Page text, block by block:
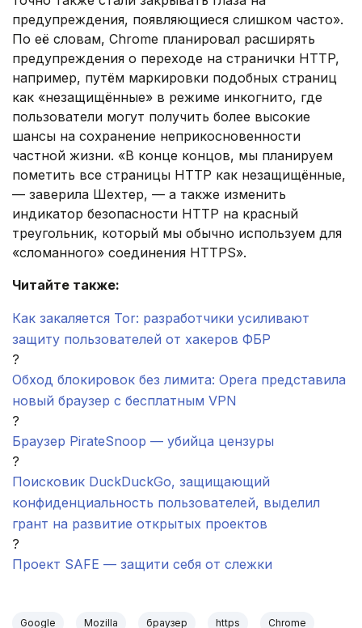
предупреждения, появляющиеся слишком часто».
По её словам, Chrome планировал расширять
предупреждения о переходе на странички HTTP,
например, путём маркировки подобных страниц
как «незащищённые» в режиме инкогнито, где
пользователи могут получить более высокие
шансы на сохранение неприкосновенности
частной жизни. «В конце концов, мы планируем
пометить все страницы HTTP как незащищённые,
— заверила Шехтер, — а также изменить
индикатор безопасности HTTP на красный
треугольник, который мы обычно используем для
«сломанного» соединения HTTPS».
Читайте также:
Как закаляется Tor: разработчики усиливают
защиту пользователей от хакеров ФБР
?
Обход блокировок без лимита: Opera представила
новый браузер с бесплатным VPN
?
Браузер PirateSnoop — убийца цензуры
?
Поисковик DuckDuckGo, защищающий
конфиденциальность пользователей, выделил
грант на развитие открытых проектов
?
Проект SAFE — защити себя от слежки
Google Mozilla браузер https Chrome